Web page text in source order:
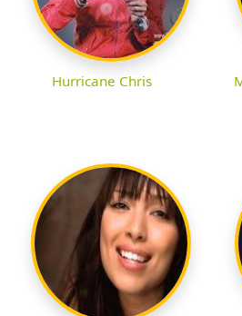
Hurricane Chris